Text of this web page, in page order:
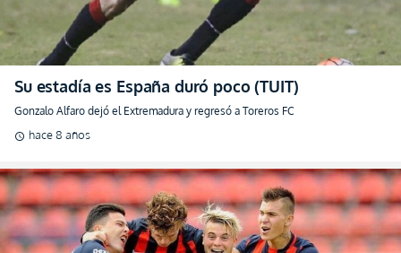
Su estadía es España duró poco (TUIT)
Gonzalo Alfaro dejó el Extremadura y regresó a Toreros FC
schedule hace 8 años